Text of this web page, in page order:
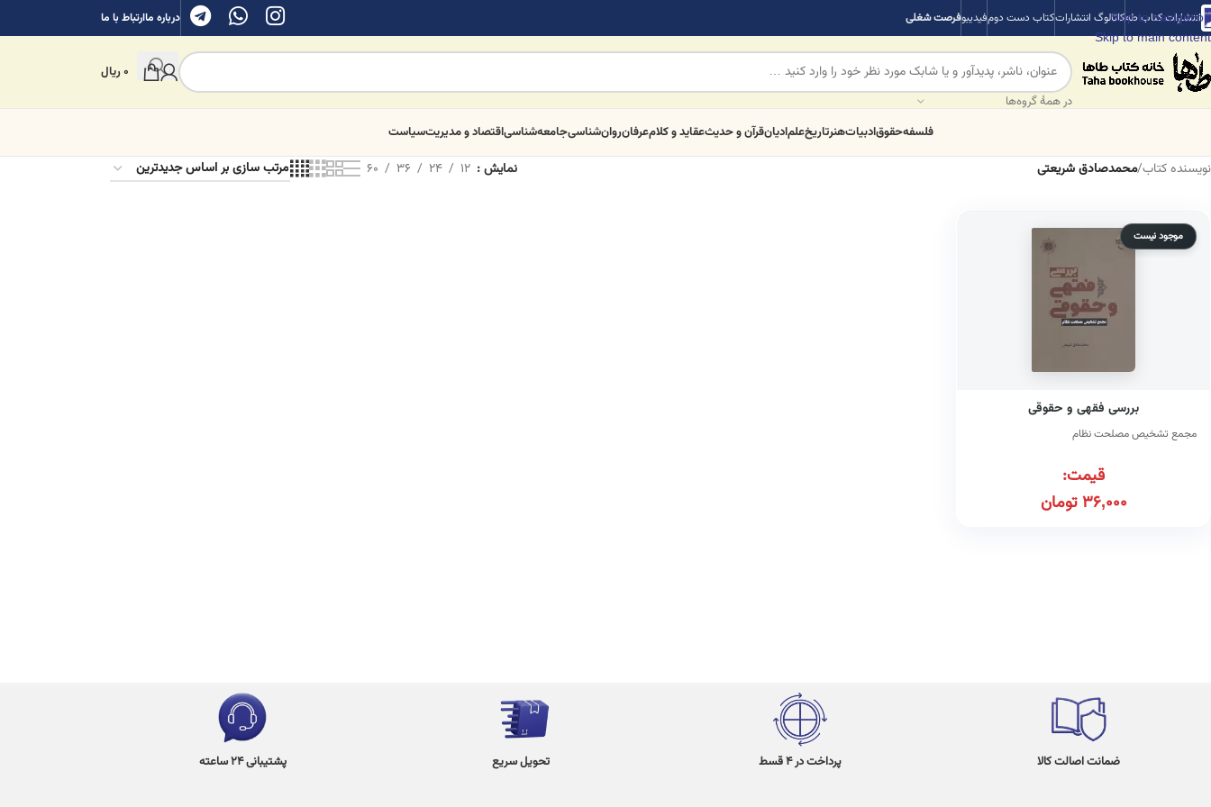
Skip to navigation
Skip to main content
انتشارات کتاب طهکاتالوگ انتشاراتکتاب دست دومفیدیبوفرصت شغلی درباره ماارتباط با ما
در همهٔ گروه‌ها
0ریال
فلسفهحقوقادبیاتهنرتاریخعلمادیانقرآن و حدیثعقاید و کلامعرفانروان‌شناسیجامعه‌شناسیاقتصاد و مدیریتسیاست
نویسنده کتاب/محمدصادق شریعتی نمایش 12
24
36
60
موجود نیست
بررسی فقهی و حقوقی
مجمع تشخیص مصلحت نظام
قیمت:
36,000تومان
ضمانت اصالت کالا پرداخت در 4 قسط تحویل سریع پشتیبانی 24 ساعته